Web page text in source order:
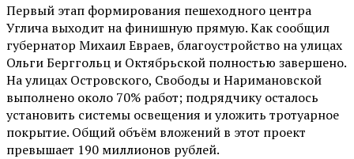
Первый этап формирования пешеходного центра
Углича выходит на финишную прямую. Как сообщил
губернатор Михаил Евраев, благоустройство на улицах
Ольги Берггольц и Октябрьской полностью завершено.
На улицах Островского, Свободы и Наримановской
выполнено около 70% работ; подрядчику осталось
установить системы освещения и уложить тротуарное
покрытие. Общий объём вложений в этот проект
превышает 190 миллионов рублей.